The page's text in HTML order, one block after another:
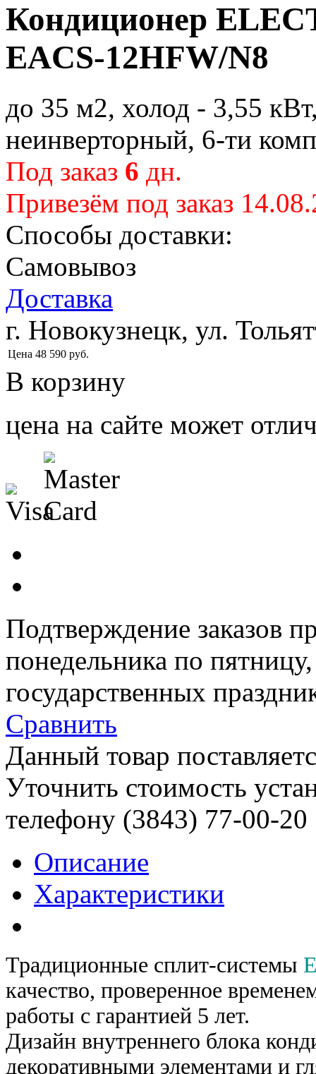
Кондиционер
EACS-12HFW/N8
до 35 м2, холод - 3,55
неинверторный, 6-ти
Под заказ 6 дн.
Привезём под заказ
Способы доставки:
Самовывоз
Доставка
г. Новокузнецк, ул.
Цена 48 590 руб.
В корзину
цена на сайте может
Подтверждение заказов
понедельника по
государственных
Сравнить
Данный товар
Уточнить стоимость
телефону (3843) 77-00-20
Описание
Характеристики
Традиционные сплит-системы
качество, проверенное
работы с гарантией 5 лет.
Дизайн внутреннего блока
декоративными элементами и